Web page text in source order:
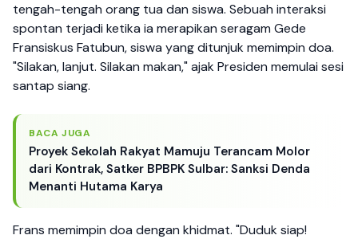
tengah-tengah orang tua dan siswa. Sebuah interaksi
spontan terjadi ketika ia merapikan seragam Gede
Fransiskus Fatubun, siswa yang ditunjuk memimpin doa.
"Silakan, lanjut. Silakan makan," ajak Presiden memulai sesi
santap siang.
BACA JUGA
Proyek Sekolah Rakyat Mamuju Terancam Molor
dari Kontrak, Satker BPBPK Sulbar: Sanksi Denda
Menanti Hutama Karya
Frans memimpin doa dengan khidmat. "Duduk siap!